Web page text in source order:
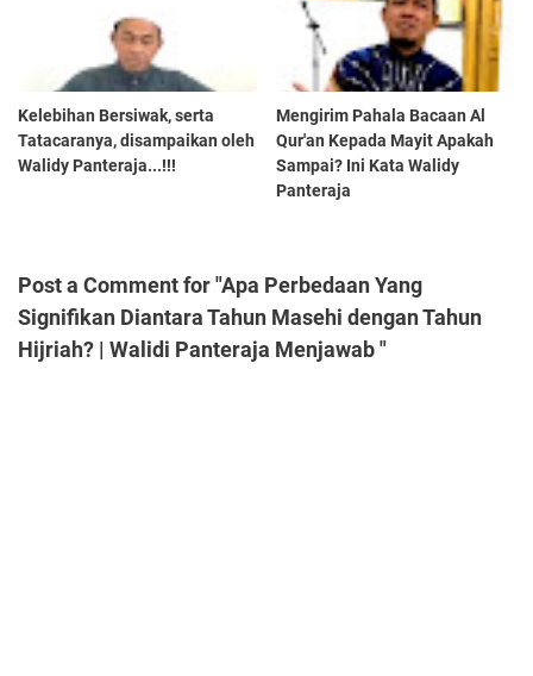
Kelebihan Bersiwak, serta
Tatacaranya, disampaikan oleh
Walidy Panteraja...!!!
Mengirim Pahala Bacaan Al
Qur'an Kepada Mayit Apakah
Sampai? Ini Kata Walidy
Panteraja
Post a Comment for "Apa Perbedaan Yang
Signifikan Diantara Tahun Masehi dengan Tahun
Hijriah? | Walidi Panteraja Menjawab "